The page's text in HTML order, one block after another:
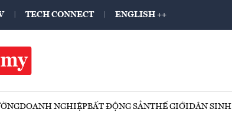
TECH CONNECT ENGLISH ++
DOANH NGHIỆPBẤT ĐỘNG SẢNTHẾ GIỚIDÂN SINH